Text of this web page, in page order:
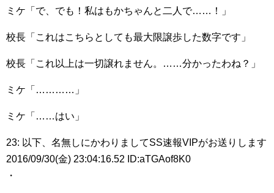
ミケ「で、でも！私はもかちゃんと二人で……！」
校長「これはこちらとしても最大限譲歩した数字です」
校長「これ以上は一切譲れません。……分かったわね？」
ミケ「…………」
ミケ「……はい」
23: 以下、名無しにかわりましてSS速報VIPがお送りします
2016/09/30(金) 23:04:16.52 ID:aTGAof8K0
・